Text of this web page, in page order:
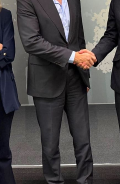
Sanidad publica el primer
3 Semanas Atrás